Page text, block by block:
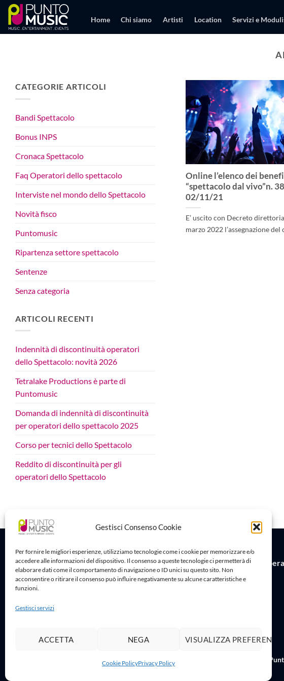
Gestisci Consenso Cookie
Per fornire le migliori esperienze, utilizziamo tecnologie come i cookie per memorizzare e/o
accedere alle informazioni del dispositivo. Il consenso a queste tecnologie ci permetterà di
elaborare dati come il comportamento di navigazione o ID unici su questo sito. Non
acconsentire o ritirare il consenso può influire negativamente su alcune caratteristiche e
funzioni.
Gestisci servizi
ACCETTA NEGA VISUALIZZA PREFERENZE
Cookie PolicyPrivacy Policy
Salta
contenuti
Home Chi siamo Artisti Location Servizi e
CATEGORIE ARTICOLI
Bandi Spettacolo
Bonus INPS
Cronaca Spettacolo
Faq Operatori dello spettacolo
Interviste nel mondo dello Spettacolo
Novità fisco
Puntomusic
Ripartenza settore spettacolo
Sentenze
Senza categoria
ARTICOLI RECENTI
Indennità di discontinuità operatori
dello Spettacolo: novità 2026
Tetralake Productions è parte di
Puntomusic
Domanda di indennità di discontinuità
per operatori dello spettacolo 2025
Corso per tecnici dello Spettacolo
Reddito di discontinuità per gli
operatori dello Spettacolo
Online l’elenco dei
“spettacolo dal vivo”n.
02/11/21
E’ uscito con Decreto
marzo 2022 l’assegnazione
Sede Legale
Puntomusic Società
Via G.B. Rota 17